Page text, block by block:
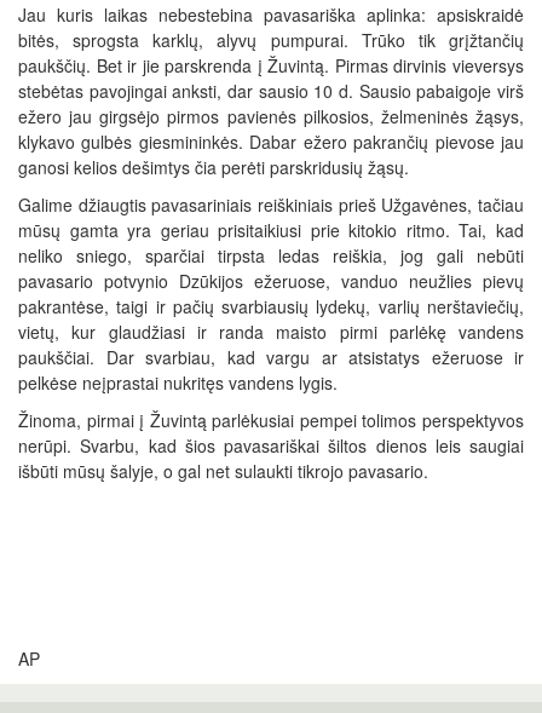
Jau kuris laikas nebestebina pavasariška aplinka: apsiskraidė
bitės, sprogsta karklų, alyvų pumpurai. Trūko tik grįžtančių
paukščių. Bet ir jie parskrenda į Žuvintą. Pirmas dirvinis vieversys
stebėtas pavojingai anksti, dar sausio 10 d. Sausio pabaigoje virš
ežero jau girgsėjo pirmos pavienės pilkosios, želmeninės žąsys,
klykavo gulbės giesmininkės. Dabar ežero pakrančių pievose jau
ganosi kelios dešimtys čia perėti parskridusių žąsų.
Galime džiaugtis pavasariniais reiškiniais prieš Užgavėnes, tačiau
mūsų gamta yra geriau prisitaikiusi prie kitokio ritmo. Tai, kad
neliko sniego, sparčiai tirpsta ledas reiškia, jog gali nebūti
pavasario potvynio Dzūkijos ežeruose, vanduo neužlies pievų
pakrantėse, taigi ir pačių svarbiausių lydekų, varlių nerštaviečių,
vietų, kur glaudžiasi ir randa maisto pirmi parlėkę vandens
paukščiai. Dar svarbiau, kad vargu ar atsistatys ežeruose ir
pelkėse neįprastai nukritęs vandens lygis.
Žinoma, pirmai į Žuvintą parlėkusiai pempei tolimos perspektyvos
nerūpi. Svarbu, kad šios pavasariškai šiltos dienos leis saugiai
išbūti mūsų šalyje, o gal net sulaukti tikrojo pavasario.
AP